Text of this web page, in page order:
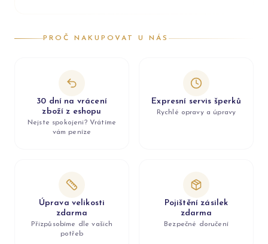
PROČ NAKUPOVAT U NÁS
30 dní na vrácení
zboží z eshopu
Nejste spokojeni? Vrátíme
vám peníze
Expresní servis šperků
Rychlé opravy a úpravy
Úprava velikosti
zdarma
Přizpůsobíme dle vašich
potřeb
Pojištění zásilek
zdarma
Bezpečné doručení